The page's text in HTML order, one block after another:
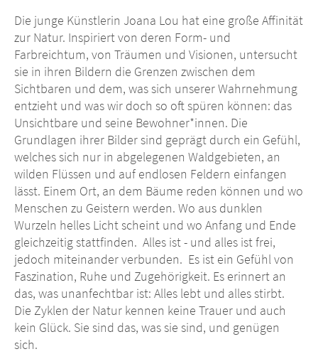
Die junge Künstlerin Joana Lou hat eine große Affinität
zur Natur. Inspiriert von deren Form- und
Farbreichtum, von Träumen und Visionen, untersucht
sie in ihren Bildern die Grenzen zwischen dem
Sichtbaren und dem, was sich unserer Wahrnehmung
entzieht und was wir doch so oft spüren können: das
Unsichtbare und seine Bewohner*innen. Die
Grundlagen ihrer Bilder sind geprägt durch ein Gefühl,
welches sich nur in abgelegenen Waldgebieten, an
wilden Flüssen und auf endlosen Feldern einfangen
lässt. Einem Ort, an dem Bäume reden können und wo
Menschen zu Geistern werden. Wo aus dunklen
Wurzeln helles Licht scheint und wo Anfang und Ende
gleichzeitig stattfinden. Alles ist - und alles ist frei,
jedoch miteinander verbunden. Es ist ein Gefühl von
Faszination, Ruhe und Zugehörigkeit. Es erinnert an
das, was unanfechtbar ist: Alles lebt und alles stirbt.
Die Zyklen der Natur kennen keine Trauer und auch
kein Glück. Sie sind das, was sie sind, und genügen
sich.